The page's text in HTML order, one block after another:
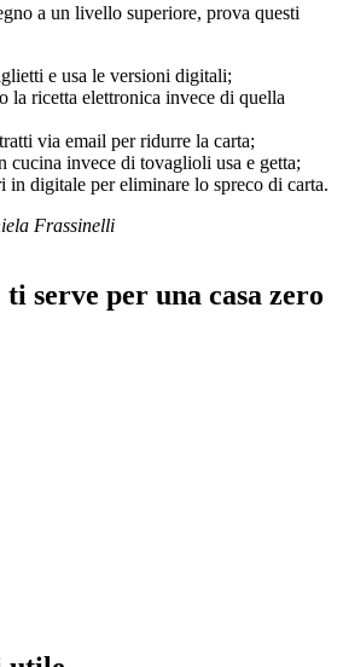
a un livello superiore, prova questi
e usa le versioni digitali;
la ricetta elettronica invece di quella
via email per ridurre la carta;
cucina invece di tovaglioli usa e getta;
digitale per eliminare lo spreco di carta.
Frassinelli
serve per una casa zero